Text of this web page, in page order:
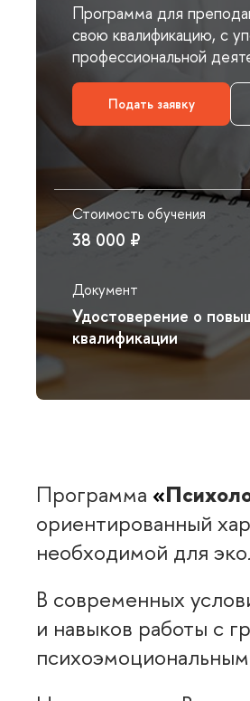
Программа для
свою квалификацию, с
профессиональной
Подать заявку
Стоимость обучения
38 000 ₽
Документ
Удостоверение о
квалификации
Программа «
ориентированный
необходимой для
современных
и навыков работы с